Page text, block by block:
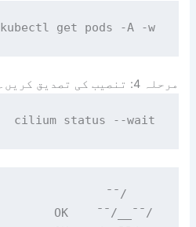
kubectl get pods -A -w
مرحلہ 4: تنصیب کی تصدیق کریں۔
cilium status --wait